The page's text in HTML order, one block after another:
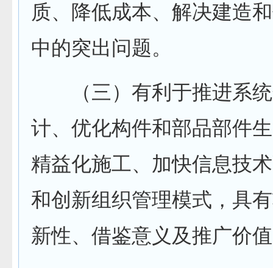
质、降低成本、解决建造
中的突出问题。
（三）有利于推进系统
计、优化构件和部品部件
精益化施工、加快信息技
和创新组织管理模式，具
新性、借鉴意义及推广价